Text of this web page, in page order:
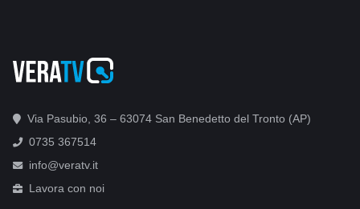
Via Pasubio, 36 – 63074 San Benedetto del Tronto (AP)
0735 367514
info@veratv.it
Lavora con noi